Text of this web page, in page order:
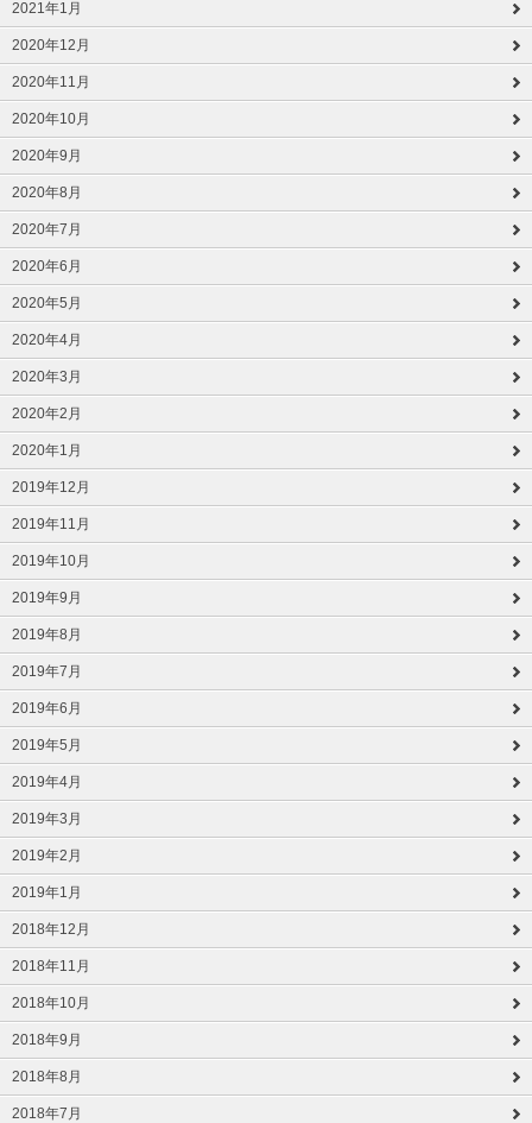
2021年1月
2020年12月
2020年11月
2020年10月
2020年9月
2020年8月
2020年7月
2020年6月
2020年5月
2020年4月
2020年3月
2020年2月
2020年1月
2019年12月
2019年11月
2019年10月
2019年9月
2019年8月
2019年7月
2019年6月
2019年5月
2019年4月
2019年3月
2019年2月
2019年1月
2018年12月
2018年11月
2018年10月
2018年9月
2018年8月
2018年7月